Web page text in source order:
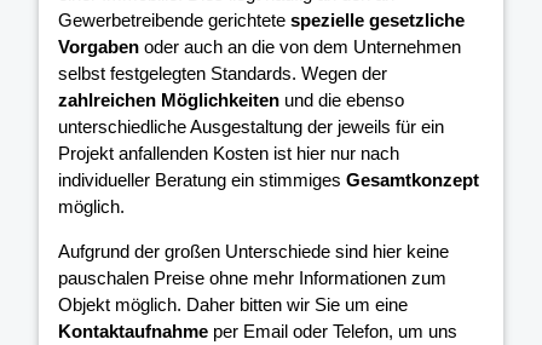
Gewerbetreibende gerichtete spezielle gesetzliche
Vorgaben oder auch an die von dem Unternehmen
selbst festgelegten Standards. Wegen der
zahlreichen Möglichkeiten und die ebenso
unterschiedliche Ausgestaltung der jeweils für ein
Projekt anfallenden Kosten ist hier nur nach
individueller Beratung ein stimmiges Gesamtkonzept
möglich.
Aufgrund der großen Unterschiede sind hier keine
pauschalen Preise ohne mehr Informationen zum
Objekt möglich. Daher bitten wir Sie um eine
Kontaktaufnahme per Email oder Telefon, um uns